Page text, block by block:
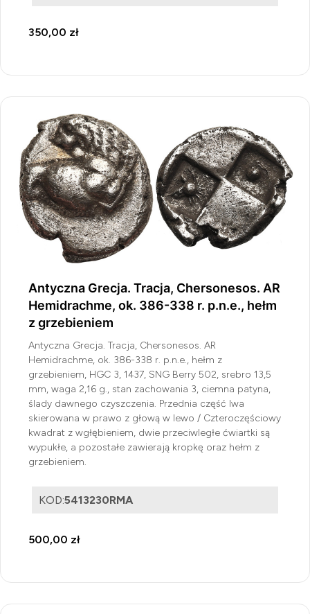
350,00 zł
Antyczna Grecja. Tracja, Chersonesos. AR
Hemidrachme, ok. 386-338 r. p.n.e., hełm
z grzebieniem
Antyczna Grecja. Tracja, Chersonesos. AR
Hemidrachme, ok. 386-338 r. p.n.e., hełm z
grzebieniem, HGC 3, 1437, SNG Berry 502, srebro 13,5
mm, waga 2,16 g., stan zachowania 3, ciemna patyna,
ślady dawnego czyszczenia. Przednia część lwa
skierowana w prawo z głową w lewo / Czteroczęściowy
kwadrat z wgłębieniem, dwie przeciwległe ćwiartki są
wypukłe, a pozostałe zawierają kropkę oraz hełm z
grzebieniem.
KOD:5413230RMA
500,00 zł